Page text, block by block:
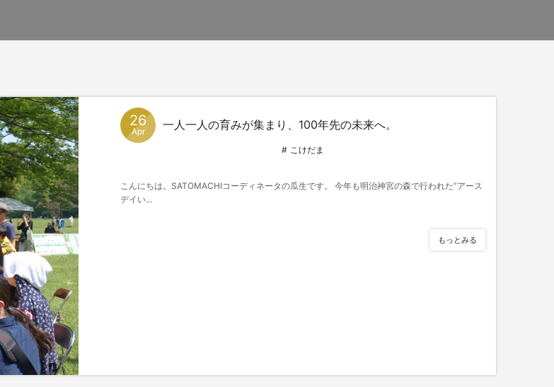
26
Apr 一人一人の育みが集まり、100年先の未来へ。
こけだま
こんにちは。SATOMACHIコーディネータの瓜生です。 今年も明治神宮の森で行われた”アース
デイい...
もっとみる